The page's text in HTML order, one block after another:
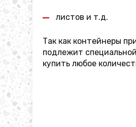
листов и т.д.
Так как контейнеры
подлежит
купить любое